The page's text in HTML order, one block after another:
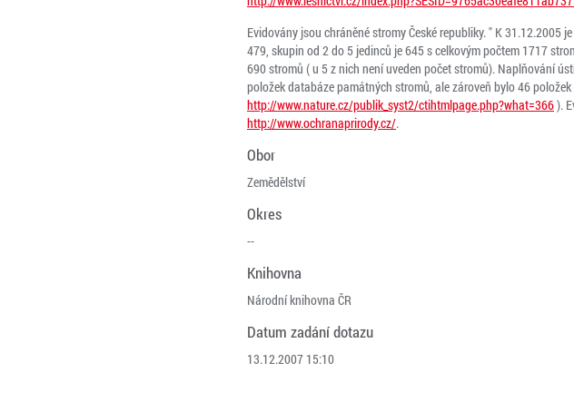
Evidovány jsou chráněné stromy České republiky. " K
479, skupin od 2 do 5 jedinců je 645 s celkovým počtem 1717
690 stromů ( u 5 z nich není uveden počet stromů). Naplňování
položek databáze památných stromů, ale zároveň bylo 46
http://www.nature.cz/publik_syst2/ctihtmlpage.php?what=366).
http://www.ochranaprirody.cz/.
Obor
Zemědělství
Okres
--
Knihovna
Národní knihovna ČR
Datum zadání dotazu
13.12.2007 15:10